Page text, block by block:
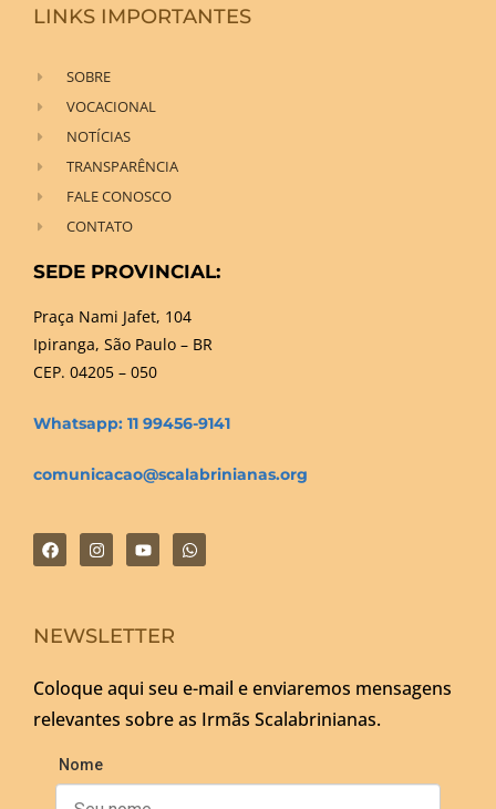
LINKS IMPORTANTES
SOBRE
VOCACIONAL
NOTÍCIAS
TRANSPARÊNCIA
FALE CONOSCO
CONTATO
SEDE PROVINCIAL:
Praça Nami Jafet, 104
Ipiranga, São Paulo – BR
CEP. 04205 – 050
Whatsapp: 11 99456-9141
comunicacao@scalabrinianas.org
NEWSLETTER
Coloque aqui seu e-mail e enviaremos mensagens
relevantes sobre as Irmãs Scalabrinianas.
Nome